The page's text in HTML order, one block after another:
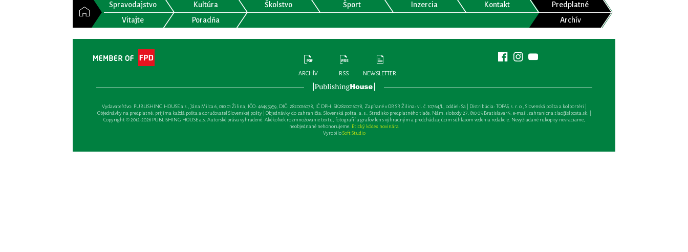
Spravodajstvo Kultúra Školstvo Šport Inzercia Kontakt
Predplatné
Vitajte
Poradňa Archív
ARCHÍV RSS NEWSLETTER
Vydavateľsťvo: PUBLISHING HOUSE a.s., Jána Milca 6, 010 01 Žilina, IČO: 46495959, DIČ: 2820016078, IČ DPH: SK2820016078, Zapísané v OR SR Žilina: vl. č. 10764/L, oddiel: Sa | Distribúcia: TOPAS, s. r. o., Slovenská pošta a kolportéri |
Objednávky na predplatné: prijíma každá pošta a doručovateľ Slovenskej pošty | Objednávky do zahraničia: Slovenská pošta, a. s., Stredisko predplatného tlače, Nám. slobody 27, 810 05 Bratislava 15, e-mail:zahranicna.tlac@slposta.sk. |
Copyright © 2012-2026 PUBLISHING HOUSE a.s. Autorské práva vyhradené. Akékoľvek rozmnožovanie textu, fotografií a grafov len s výhradným a predchádzajúcim súhlasom vedenia redakcie. Nevyžiadané rukopisy nevraciame,
neobjednané nehonorujeme. Etický kódex novinára
VyrobiloSoft Studio